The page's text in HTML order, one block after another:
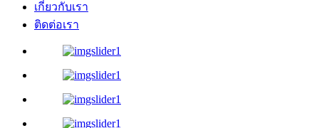
เกี่ยวกับเรา
ติดต่อเรา